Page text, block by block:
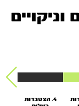
4. הצטברות